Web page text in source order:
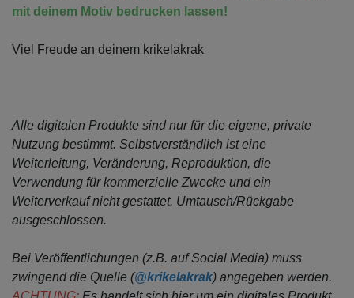
mit deinem Motiv bedrucken lassen!
Viel Freude an deinem krikelakrak
Alle digitalen Produkte sind nur für die eigene, private
Nutzung bestimmt. Selbstverständlich ist eine
Weiterleitung, Veränderung, Reproduktion, die
Verwendung für kommerzielle Zwecke und ein
Weiterverkauf nicht gestattet. Umtausch/Rückgabe
ausgeschlossen.
Bei Veröffentlichungen (z.B. auf Social Media) muss
zwingend die Quelle (@krikelakrak) angegeben werden.